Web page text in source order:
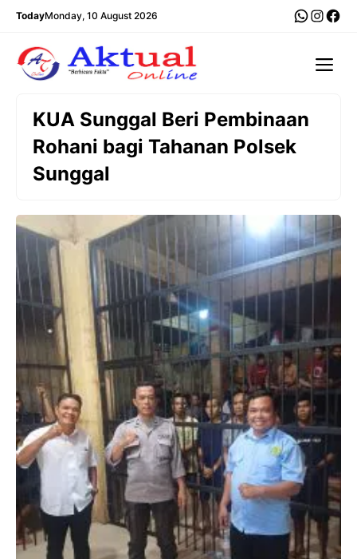
Langsung
TodayMonday, 10 August 2026
KUA Sunggal Beri Pembinaan
Rohani bagi Tahanan Polsek
Sunggal